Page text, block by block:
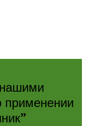
применении